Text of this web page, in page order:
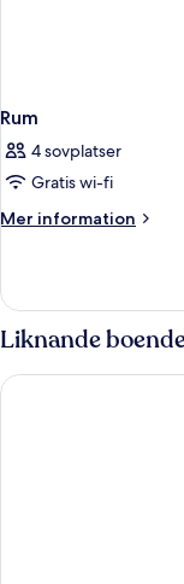
Rum
4 sovplatser
Gratis wi-fi
Mer information
Mer
Liknande
Lago Resort